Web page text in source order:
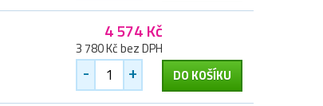
4 574 Kč
3 780 Kč bez DPH
- + DO KOŠÍKU